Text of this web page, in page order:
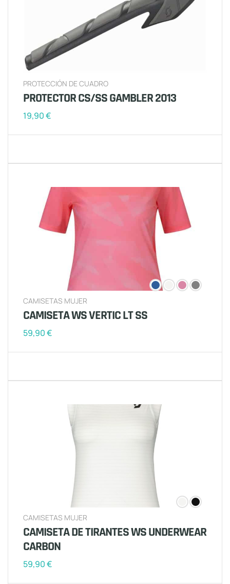
PROTECCIÓN DE CUADRO
PROTECTOR CS/SS GAMBLER 2013
19,90€
CAMISETAS MUJER
CAMISETA WS VERTIC LT SS
59,90€
CAMISETAS MUJER
CAMISETA DE TIRANTES WS UNDERWEAR
CARBON
59,90€